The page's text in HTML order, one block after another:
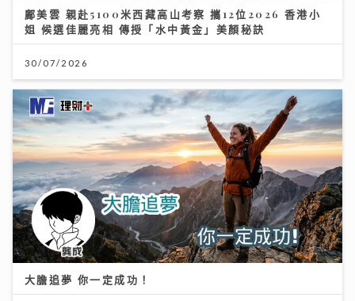
鄺美雲 親赴5100米西藏高山考察 攜12位2026 香港小
姐 候選佳麗亮相 傳授「水中黃金」美顏秘訣
30/07/2026
大膽追夢 你一定成功！